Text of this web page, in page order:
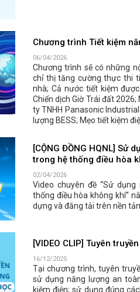
Chương trình Tiết kiệm
06/04/2026
Chương trình sẽ có những
chỉ thị tăng cường thực thi
nhà; Cả nước tiết kiệm
Chiến dịch Giờ Trái đất
ty TNHH Panasonic
lượng BESS; Mẹo tiết kiệm
[CỘNG ĐỒNG HQNL] Sử
trong hệ thống điều hòa
02/04/2026
Video chuyên đề “Sử
thống điều hòa không khí”
dựng và đăng tải trên nền
[VIDEO CLIP] Tuyên
16/12/2025
Tại chương trình, tuyên
sử dụng năng lượng an
kiệm điện; sử dụng đúng